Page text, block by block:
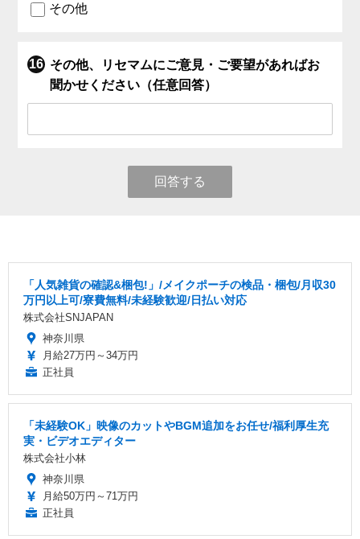
その他
その他、リセマムにご意見・ご要望があればお
聞かせください（任意回答）
回答する
「人気雑貨の確認&梱包!」/メイクポーチの検品・梱包/月収30
万円以上可/寮費無料/未経験歓迎/日払い対応
株式会社SNJAPAN
神奈川県
月給27万円～34万円
正社員
「未経験OK」映像のカットやBGM追加をお任せ/福利厚生充
実・ビデオエディター
株式会社小林
神奈川県
月給50万円～71万円
正社員